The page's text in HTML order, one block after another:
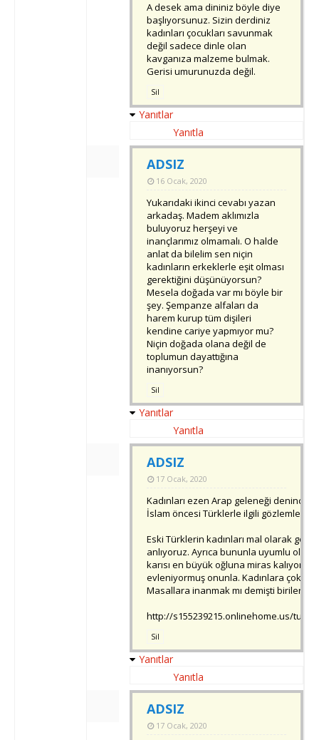
A desek ama dininiz böyle diye
başlıyorsunuz. Sizin derdiniz
kadınları çocukları savunmak
değil sadece dinle olan
kavganıza malzeme bulmak.
Gerisi umurunuzda değil.
Sil
Yanıtlar
Yanıtla
ADSIZ
16 Ocak, 2020
Yukarıdaki ikinci cevabı yazan
arkadaş. Madem aklımızla
buluyoruz herşeyi ve
inançlarımız olmamalı. O halde
anlat da bilelim sen niçin
kadınların erkeklerle eşit olması
gerektiğini düşünüyorsun?
Mesela doğada var mı böyle bir
şey. Şempanze alfaları da
harem kurup tüm dişileri
kendine cariye yapmıyor mu?
Niçin doğada olana değil de
toplumun dayattığına
inanıyorsun?
Sil
Yanıtlar
Yanıtla
ADSIZ
17 Ocak, 2020
Kadınları ezen Arap geleneği denince
İslam öncesi Türklerle ilgili gözlemleri
Eski Türklerin kadınları mal olarak
anlıyoruz. Ayrıca bununla uyumlu
karısı en büyük oğluna miras kalıyor
evleniyormuş onunla. Kadınlara çok
Masallara inanmak mı demişti birileri?
http://s155239215.onlinehome.us/
Sil
Yanıtlar
Yanıtla
ADSIZ
17 Ocak, 2020